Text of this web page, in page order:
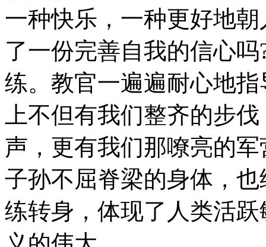
一种快乐，一种更好地
了一份完善自我的信心
练。教官一遍遍耐心地
上不但有我们整齐的步
声，更有我们那嘹亮的
子孙不屈脊梁的身体，
练转身，体现了人类活